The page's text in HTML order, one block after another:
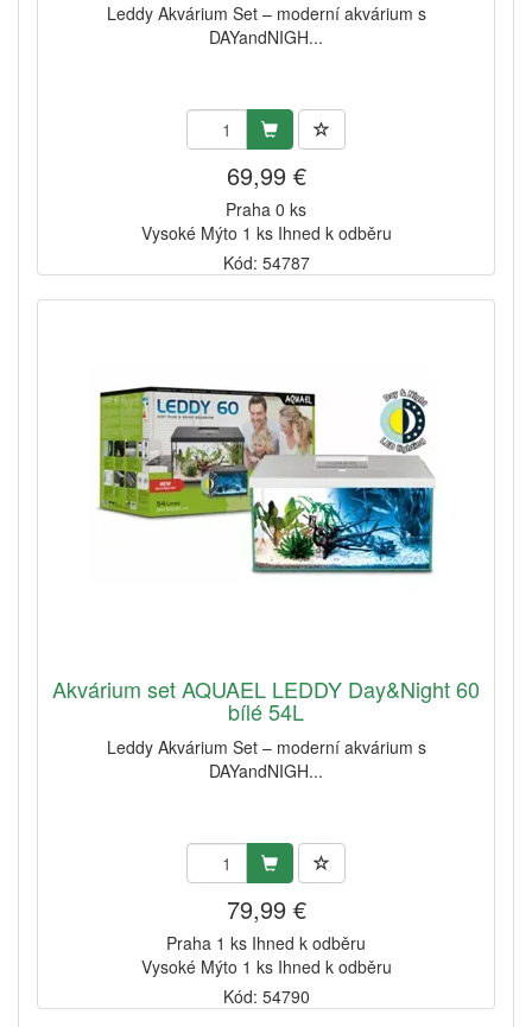
Leddy Akvárium Set – moderní akvárium s
DAYandNIGH...
69,99 €
Praha 0 ks
Vysoké Mýto 1 ks Ihned k odběru
Kód: 54787
Akvárium set AQUAEL LEDDY Day&Night 60
bílé 54L
Leddy Akvárium Set – moderní akvárium s
DAYandNIGH...
79,99 €
Praha 1 ks Ihned k odběru
Vysoké Mýto 1 ks Ihned k odběru
Kód: 54790